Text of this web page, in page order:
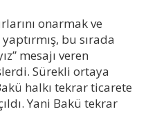
onarmak ve
bu sırada
mesajı veren
Sürekli ortaya
halkı tekrar ticarete
Yani Bakü tekrar